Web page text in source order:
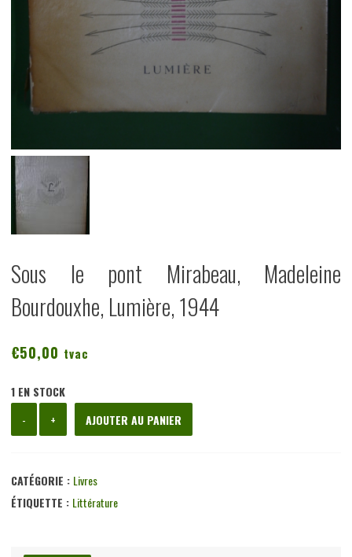
Sous le pont Mirabeau, Madeleine
Bourdouxhe, Lumière, 1944
€50,00 tvac
1 EN STOCK
-
de
le
pont
+ AJOUTER AU PANIER
CATÉGORIE : Livres
ÉTIQUETTE : Littérature